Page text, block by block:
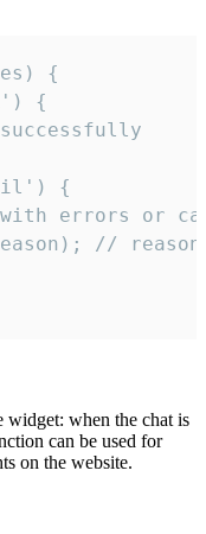
{
{
{
errors or
//
widget: when the chat is
can be used for
on the website.